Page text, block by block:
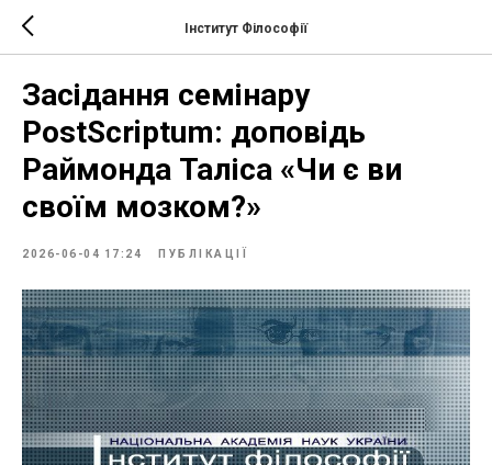
Інститут Філософії
Засідання семінару
PostScriptum: доповідь
Раймонда Таліса «Чи є ви
своїм мозком?»
2026-06-04 17:24 ПУБЛІКАЦІЇ